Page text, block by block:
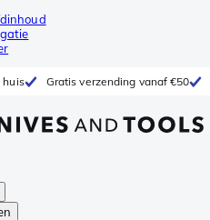
huis Gratis verzending vanaf €50